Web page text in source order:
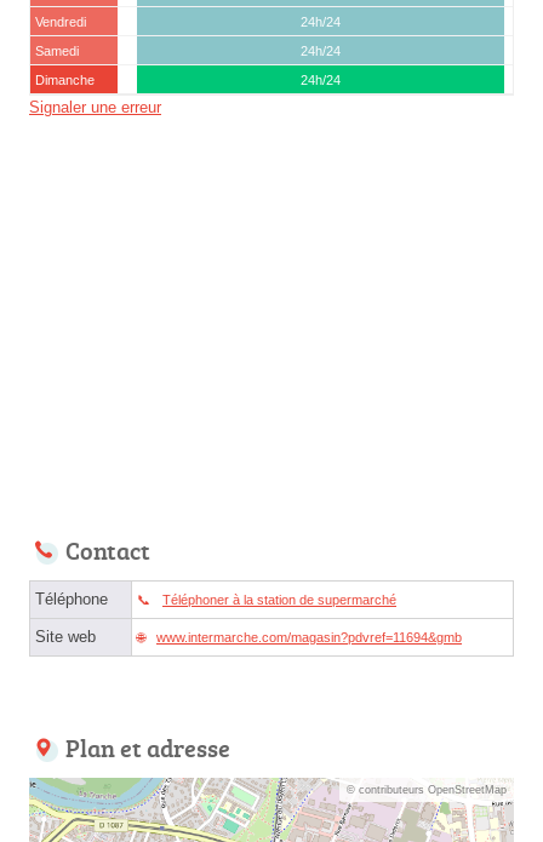
Vendredi
24h/24
Samedi
24h/24
Dimanche
24h/24
Signaler une erreur
Contact
Téléphone Téléphoner à la station de supermarché
Site web www.intermarche.com/magasin?pdvref=11694&gmb
Plan et adresse
© contributeurs OpenStreetMap